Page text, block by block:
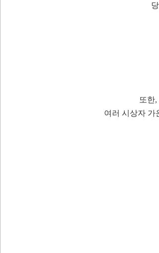
또한
여러 시상자 가